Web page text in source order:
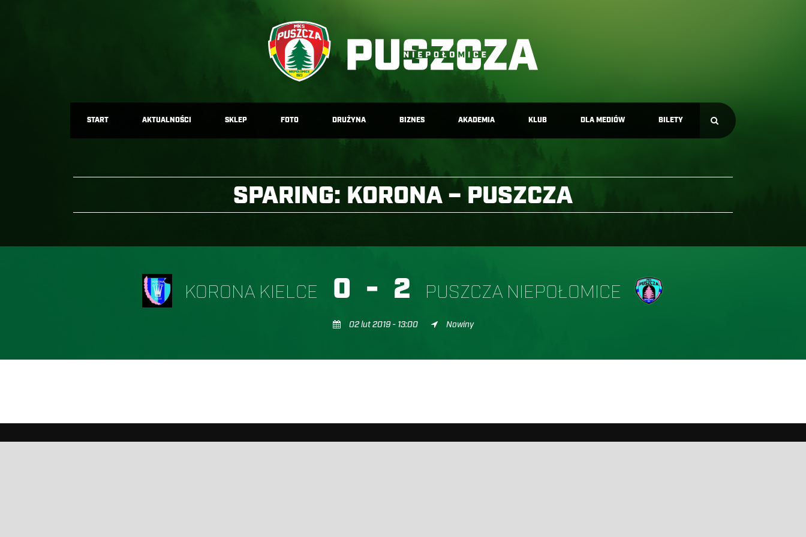
START AKTUALNOŚCI SKLEP FOTO DRUŻYNA BIZNES AKADEMIA KLUB DLA MEDIÓW BILETY
SPARING: KORONA – PUSZCZA
KORONA KIELCE 0 - 2 PUSZCZA NIEPOŁOMICE
02 lut 2019 - 13:00 Nowiny